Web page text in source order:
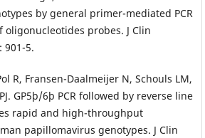
by general primer-mediated PCR
oligonucleotides probes. J Clin
901-5.
R, Fransen-Daalmeijer N, Schouls LM,
GP5þ/6þ PCR followed by reverse line
rapid and high-throughput
papillomavirus genotypes. J Clin